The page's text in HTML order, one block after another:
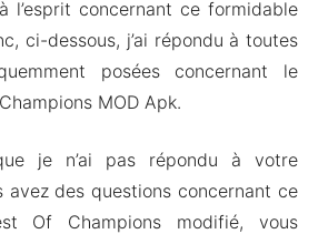
l’esprit concernant ce formidable
ci-dessous, j’ai répondu à toutes
posées concernant le
MOD Apk.
je n’ai pas répondu à votre
avez des questions concernant ce
Of Champions modifié, vous